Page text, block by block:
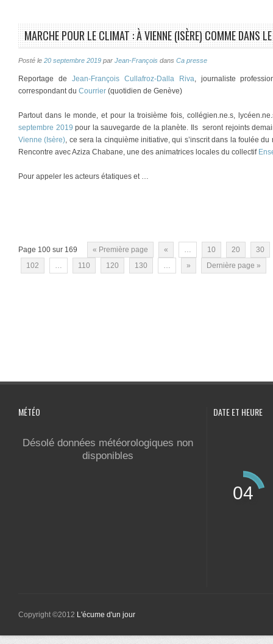
MARCHE POUR LE CLIMAT : À VIENNE (ISÈRE) COMME DANS
Posté le 20 septembre 2019 par Jean-François dans Ca presse
Reportage de Jean-François Cullafroz-Dalla Riva , journaliste
correspondant du Courrier (quotidien de Genève)
Partout dans le monde, et pour la troisième fois, collégien.ne.s,
septembre 2019 pour la sauvegarde de la planète. Ils seront rejoints
Vienne (Isère) , ce sera la cinquième initiative, qui s’inscrit dans la foulée
Rencontre avec Aziza Chabane, une des animatrices locales du collectif
Pour appeler les acteurs étatiques et …
Page 100 sur 169 « Première page « 10 20
30
102
110 120 130 » Dernière page »
MÉTÉO
Désolé données météorologiques non
disponibles
DATE ET HEURE
04
Copyright ©2012 L'écume d'un jour